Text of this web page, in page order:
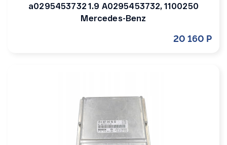
a0295453732 1.9 A0295453732, 1100250
Mercedes-Benz
20 160 Р